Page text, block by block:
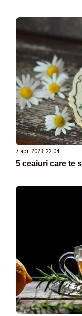
7 apr. 2023, 22:04
5 ceaiuri care te